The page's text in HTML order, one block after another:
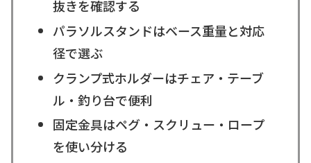
抜きを確認する
パラソルスタンドはベース重量と対応
径で選ぶ
クランプ式ホルダーはチェア・テーブ
ル・釣り台で便利
固定金具はペグ・スクリュー・ロープ
を使い分ける